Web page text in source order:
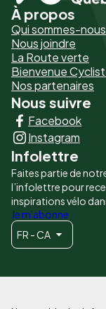
Pied
de
page
-
Liens
principaux
À propos
Qui sommes-
Nous joindre
La Route verte
Bienvenue
Nos partenaires
Nous suivre
Facebook
Instagram
Infolettre
Faites partie de
l’infolettre pour
inspirations vélo
Je m'abonne
FR - CA